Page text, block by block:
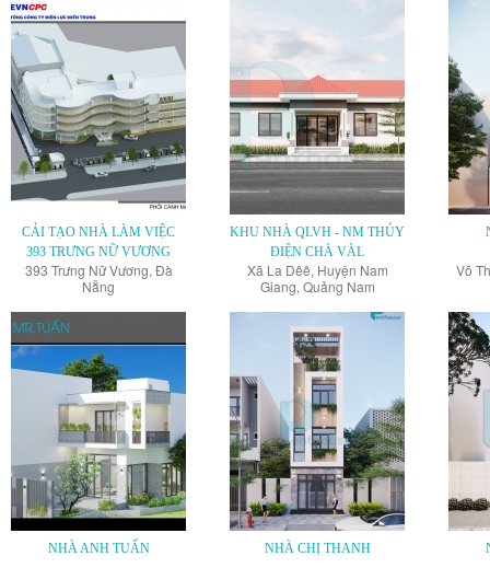
CẢI TẠO NHÀ LÀM VIỆC
393 TRƯNG NỮ VƯƠNG
393 Trưng Nữ Vương, Đà
Nẵng
KHU NHÀ QLVH - NM THỦY
ĐIỆN CHÀ VÀL
Xã La Dêê, Huyện Nam
Giang, Quảng Nam
Võ
NHÀ ANH TUẤN NHÀ CHỊ THANH